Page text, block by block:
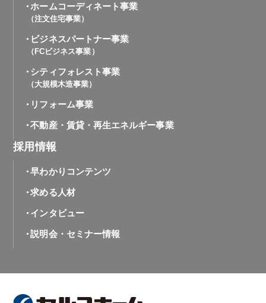
ホームコーディネート事業
（注文住宅事業）
ビジネスパートナー事業
（FCビジネス事業）
シティフォレスト事業
（大規模木造事業）
リフォーム事業
不動産・賃貸・再生エネルギー事業
採用情報
早わかりコンテンツ
求める人材
インタビュー
説明会・セミナー情報